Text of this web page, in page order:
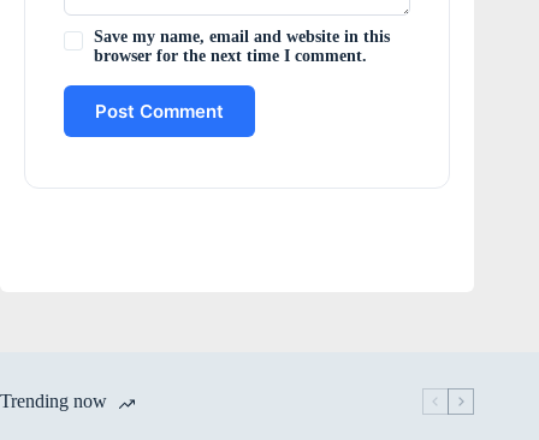
Save my name, email and website in this
browser for the next time I comment.
Post Comment
Trending now